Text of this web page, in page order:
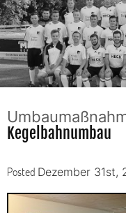
Kegelbahnumbau
Posted Dezember 31st,